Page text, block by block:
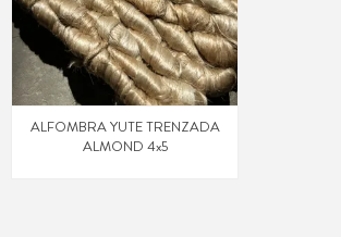
ALFOMBRA YUTE TRENZADA
ALMOND 4x5